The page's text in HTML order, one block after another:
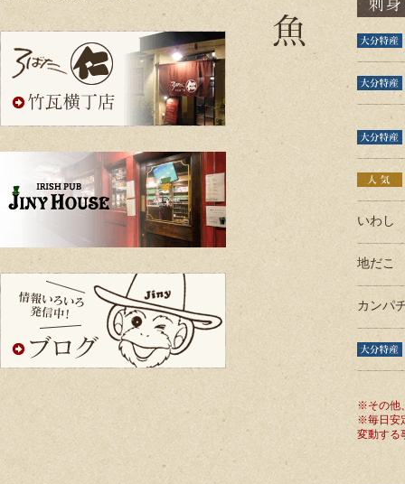
いわし
地だこ
カンパ
※その他
※毎日安
変動する